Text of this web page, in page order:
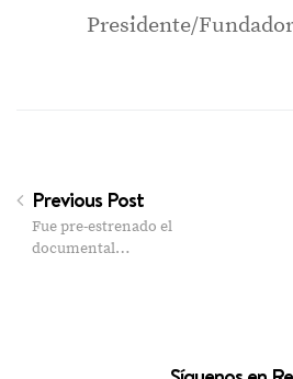
Presidente/
Previous Post
Fue pre-estrenado el
documental…